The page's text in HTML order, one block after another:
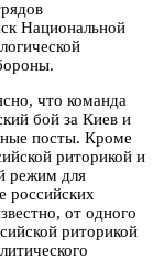
Национальной
что команда
бой за Киев и
посты. Кроме
риторикой и
режим для
российских
от одного
риторикой